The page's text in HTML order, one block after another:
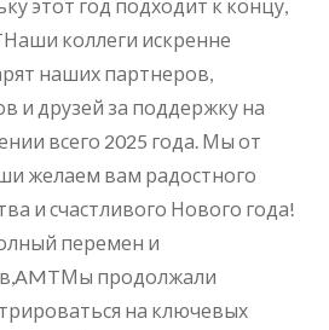
этот год подходит к концу,
коллеги искренне
наших партнеров,
и друзей за поддержку на
всего 2025 года. Мы от
желаем вам радостного
и счастливого Нового года!
перемен и
продолжали
на ключевых